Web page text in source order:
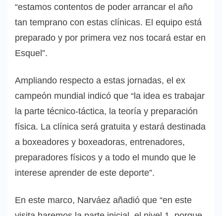
“estamos contentos de poder arrancar el año
tan temprano con estas clínicas. El equipo está
preparado y por primera vez nos tocará estar en
Esquel”.
Ampliando respecto a estas jornadas, el ex
campeón mundial indicó que “la idea es trabajar
la parte técnico-táctica, la teoría y preparación
física. La clínica será gratuita y estará destinada
a boxeadores y boxeadoras, entrenadores,
preparadores físicos y a todo el mundo que le
interese aprender de este deporte”.
En este marco, Narváez añadió que “en este